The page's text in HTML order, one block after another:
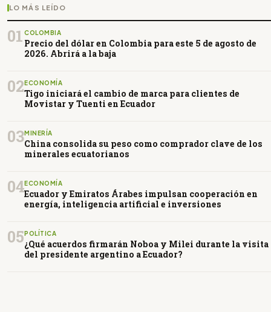
LO MÁS LEÍDO
01 COLOMBIA
Precio del dólar en Colombia para este 5 de agosto de
2026. Abrirá a la baja
02ECONOMÍA
Tigo iniciará el cambio de marca para clientes de
Movistar y Tuenti en Ecuador
03MINERÍA
China consolida su peso como comprador clave de los
minerales ecuatorianos
04ECONOMÍA
Ecuador y Emiratos Árabes impulsan cooperación en
energía, inteligencia artificial e inversiones
05POLÍTICA
¿Qué acuerdos firmarán Noboa y Milei durante la visita
del presidente argentino a Ecuador?